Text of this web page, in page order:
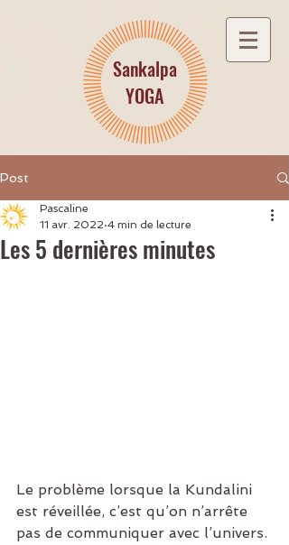
Sankalpa
YOGA
Post
Les 5 dernières minutes
Pascaline
11 avr. 2022 4 min de lecture
Le problème lorsque la Kundalini
est réveillée, c’est qu’on n’arrête
pas de communiquer avec l’univers.